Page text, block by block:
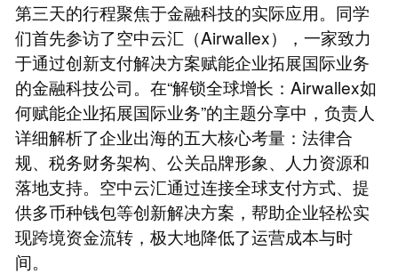
第三天的行程聚焦于金融科技的实际应用。同学
们首先参访了空中云汇（Airwallex），一家致力
于通过创新支付解决方案赋能企业拓展国际业务
的金融科技公司。在“解锁全球增长：Airwallex如
何赋能企业拓展国际业务”的主题分享中，负责人
详细解析了企业出海的五大核心考量：法律合
规、税务财务架构、公关品牌形象、人力资源和
落地支持。空中云汇通过连接全球支付方式、提
供多币种钱包等创新解决方案，帮助企业轻松实
现跨境资金流转，极大地降低了运营成本与时
间。